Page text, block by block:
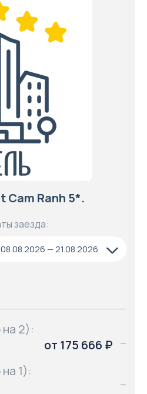
Cam Ranh 5*.
заезда:
08.08.2026 — 21.08.2026
2):
от 175 666 ₽
—
1):
—